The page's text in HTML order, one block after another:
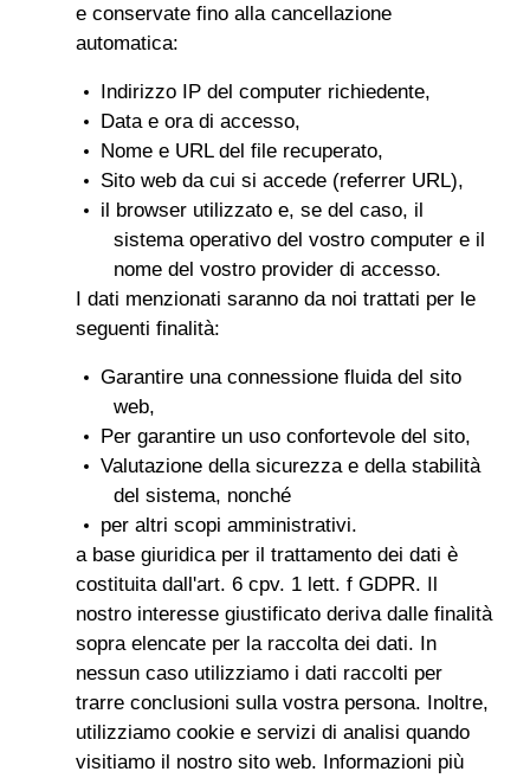
e conservate fino alla cancellazione
automatica:
Indirizzo IP del computer richiedente,
Data e ora di accesso,
Nome e URL del file recuperato,
Sito web da cui si accede (referrer URL),
il browser utilizzato e, se del caso, il
sistema operativo del vostro computer e il
nome del vostro provider di accesso.
I dati menzionati saranno da noi trattati per le
seguenti finalità:
Garantire una connessione fluida del sito
web,
Per garantire un uso confortevole del sito,
Valutazione della sicurezza e della stabilità
del sistema, nonché
per altri scopi amministrativi.
a base giuridica per il trattamento dei dati è
costituita dall'art. 6 cpv. 1 lett. f GDPR. Il
nostro interesse giustificato deriva dalle finalità
sopra elencate per la raccolta dei dati. In
nessun caso utilizziamo i dati raccolti per
trarre conclusioni sulla vostra persona. Inoltre,
utilizziamo cookie e servizi di analisi quando
visitiamo il nostro sito web. Informazioni più